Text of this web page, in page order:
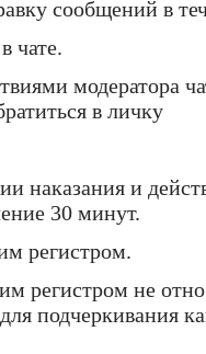
сообщений в
чате.
модератора
в личку
наказания и
30 минут.
регистром.
регистром не
подчеркивания